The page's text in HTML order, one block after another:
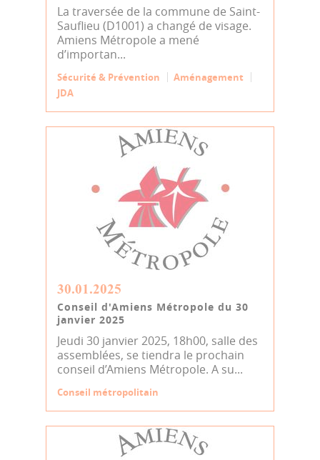
La traversée de la commune de Saint-
Sauflieu (D1001) a changé de visage.
Amiens Métropole a mené
d’importan...
Sécurité & Prévention
Aménagement
JDA
30.01.2025
Conseil d'Amiens Métropole du 30
janvier 2025
Jeudi 30 janvier 2025, 18h00, salle des
assemblées, se tiendra le prochain
conseil d’Amiens Métropole. A su...
Conseil métropolitain